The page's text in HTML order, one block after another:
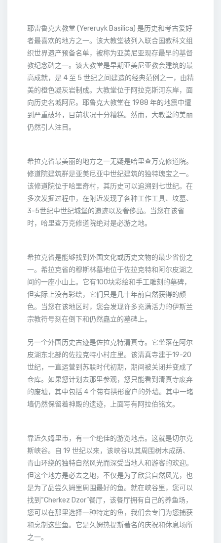
耶雷鲁克大教堂 (Yereruyk Basilica) 是历史和考古爱好
者最喜欢的地方之一。该大教堂被列入联合国教科文组
织世界遗产预备名单，被称为亚美尼亚现存最早的基督
教纪念碑之一。该大教堂是早期亚美尼亚教会建筑的最
高成就，是 4 至 5 世纪之间建造的经典范例之一，由精
美的橙色凝灰岩制成。大教堂位于阿拉克斯河东岸，面
向历史名城阿尼。耶鲁克大教堂在 1988 年的地震中遭
到严重破坏，目前状况十分糟糕。然而，大教堂的美丽
仍然引人注目。
希拉克省最美丽的地方之一无疑是哈里查万克修道院。
修道院建筑群是亚美尼亚中世纪建筑的独特瑰宝之一。
该修道院位于哈里奇村，其历史可以追溯到七世纪。在
多次发掘过程中，在附近发现了各种工作工具、坟墓、
3-5世纪中世纪城堡的遗迹以及奢侈品。当您在该省
时，哈里查万克修道院绝对是必游之地。
希拉克省是能够找到外国文化或历史文物的最少省份之
一。希拉克省的穆斯林墓地位于佐拉克特和阿尔皮湖之
间的一座小山上。它有100块彩绘和手工雕刻的墓碑，
但实际上没有彩绘，它们只是几十年前自然获得的颜
色。当您在该地区时，您会发现许多充满活力的伊斯兰
宗教符号刻在倒下和仍然矗立的墓碑上。
另一个外国历史古迹是佐拉克特清真寺。它坐落在阿尔
皮湖东北部的佐拉克特小村庄里。该清真寺建于19-20
世纪，一直运营到苏联时代初期，期间被关闭并变成了
仓库。如果您计划去那里参观，您只能看到清真寺废弃
的废墟，其中包括 4 个带有拱形窗户的外墙。其中一堵
墙仍然保留着神殿的遗迹，上面写有阿拉伯铭文。
靠近久姆里市，有一个绝佳的游览地点。这就是切尔克
斯峡谷。自 19 世纪以来，该峡谷以其周围树木成荫、
青山环绕的独特自然风光而深受当地人和游客的欢迎。
但这个地方是必去之地，不仅是为了欣赏自然风光，也
是为了品尝久姆里周围最好的鱼。就在峡谷里，您可以
找到“Cherkez Dzor”餐厅，该餐厅拥有自己的养鱼场，
您可以在那里选择一种特定的鱼，我们会专门为您捕获
和烹制这些鱼。它是久姆热提斯著名的庆祝和休息场所
之一。